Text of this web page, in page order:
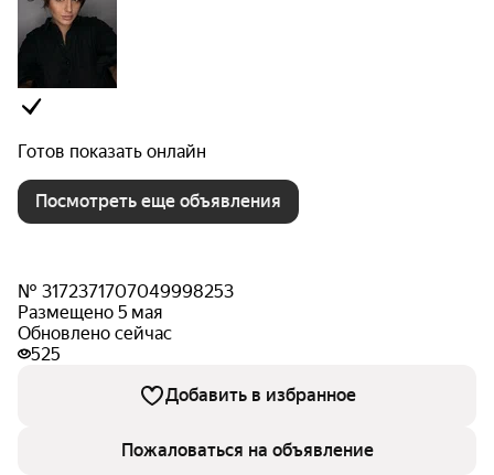
Готов показать онлайн
Посмотреть еще объявления
№ 3172371707049998253
Размещено 5 мая
Обновлено сейчас
525
Добавить в избранное
Пожаловаться на объявление